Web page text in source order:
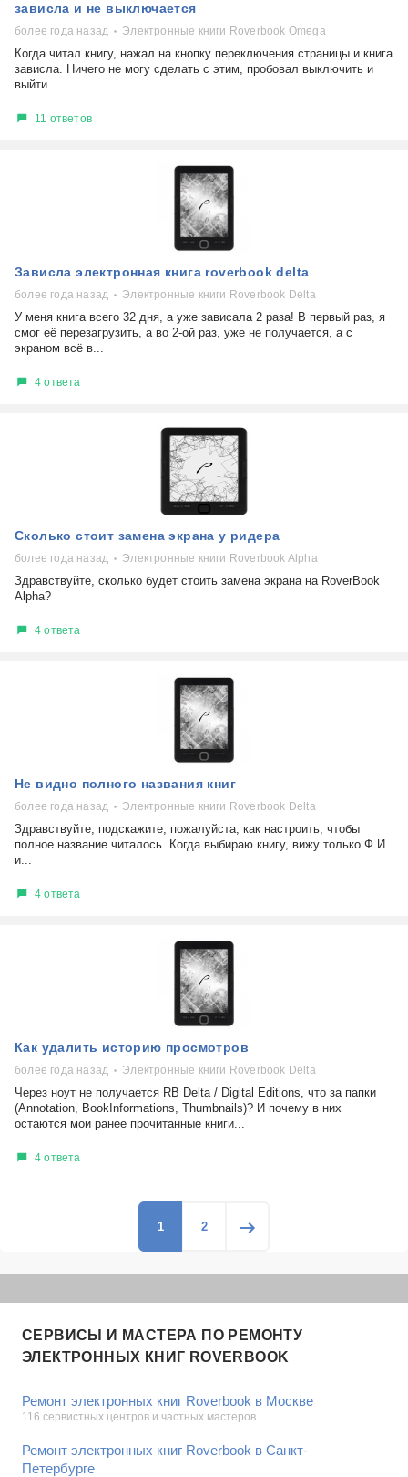
зависла и не выключается
более года назад Электронные книги Roverbook Omega
Когда читал книгу, нажал на кнопку переключения страницы и книга
зависла. Ничего не могу сделать с этим, пробовал выключить и
выйти...
11 ответов
Зависла электронная книга roverbook delta
более года назад Электронные книги Roverbook Delta
У меня книга всего 32 дня, а уже зависала 2 раза! В первый раз, я
смог её перезагрузить, а во 2-ой раз, уже не получается, а с
экраном всё в...
4 ответа
Сколько стоит замена экрана у ридера
более года назад Электронные книги Roverbook Alpha
Здравствуйте, сколько будет стоить замена экрана на RoverBook
Alpha?
4 ответа
Не видно полного названия книг
более года назад Электронные книги Roverbook Delta
Здравствуйте, подскажите, пожалуйста, как настроить, чтобы
полное название читалось. Когда выбираю книгу, вижу только Ф.И.
и...
4 ответа
Как удалить историю просмотров
более года назад Электронные книги Roverbook Delta
Через ноут не получается RB Delta / Digital Editions, что за папки
(Annotation, BookInformations, Thumbnails)? И почему в них
остаются мои ранее прочитанные книги...
4 ответа
1 2
СЕРВИСЫ И МАСТЕРА ПО РЕМОНТУ
ЭЛЕКТРОННЫХ КНИГ ROVERBOOK
Ремонт электронных книг Roverbook в Москве
116 сервистных центров и частных мастеров
Ремонт электронных книг Roverbook в Санкт-
Петербурге